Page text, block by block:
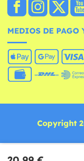
MEDIOS DE PAGO
Copyright